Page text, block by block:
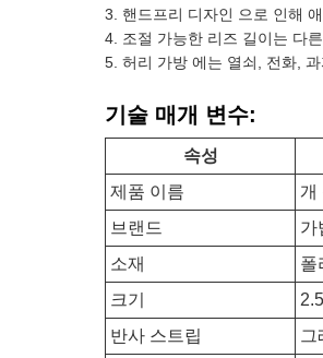
핸드프리 디자인 으로 인해
조절 가능한 리즈 길이는 다
허리 가방 에는 열쇠, 전화,
기술 매개 변수:
속성
제품 이름
개
브랜드
가
소재
폴
크기
반사 스트립
그